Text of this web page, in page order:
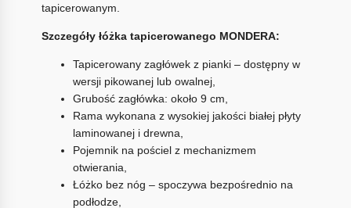
tapicerowanym.
Szczegóły łóżka tapicerowanego MONDERA:
Tapicerowany zagłówek z pianki – dostępny w
wersji pikowanej lub owalnej,
Grubość zagłówka: około 9 cm,
Rama wykonana z wysokiej jakości białej płyty
laminowanej i drewna,
Pojemnik na pościel z mechanizmem
otwierania,
Łóżko bez nóg – spoczywa bezpośrednio na
podłodze,